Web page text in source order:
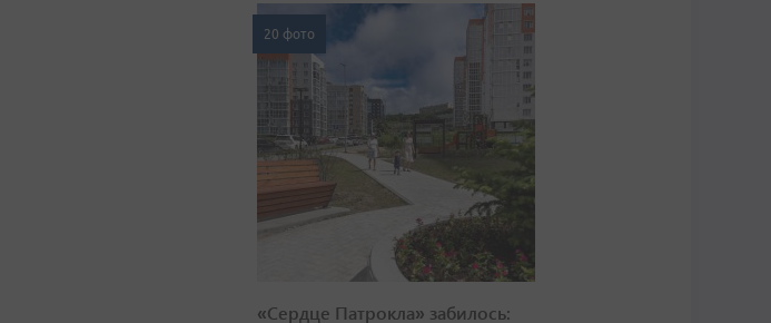
20 фото
«Сердце Патрокла» забилось: